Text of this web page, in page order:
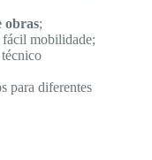
obras;
fácil mobilidade;
para diferentes